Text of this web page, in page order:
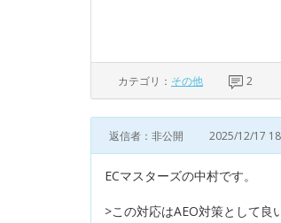
カテゴリ： その他 2
返信者：非公開 2025/12/17
ECマスターズの中村です。
>この対応はAEO対策として良